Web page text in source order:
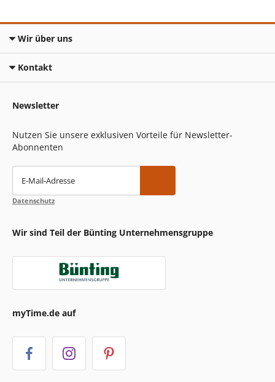
Wir über uns
Kontakt
Newsletter
Nutzen Sie unsere exklusiven Vorteile für Newsletter-
Abonnenten
E-Mail-Adresse
Datenschutz
Wir sind Teil der Bünting Unternehmensgruppe
myTime.de auf